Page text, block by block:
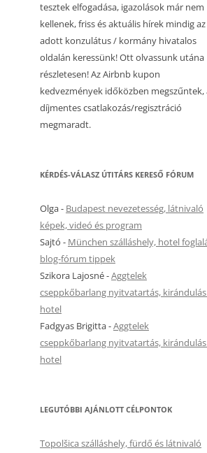
tesztek elfogadása, igazolások már nem
kellenek, friss és aktuális hírek mindig az
adott konzulátus / kormány hivatalos
oldalán keressünk! Ott olvassunk utána
részletesen! Az Airbnb kupon
kedvezmények időközben megszűntek,
díjmentes csatlakozás/regisztráció
megmaradt.
KÉRDÉS-VÁLASZ ÚTITÁRS KERESŐ FÓRUM
Olga- Budapest nevezetesség, látnivaló
képek, videó és program
Sajtó - München szálláshely, hotel
blog-fórum tippek
Szikora Lajosné-Aggtelek
cseppkőbarlang nyitvatartás,
hotel
Fadgyas Brigitta-Aggtelek
cseppkőbarlang nyitvatartás,
hotel
LEGUTÓBBI AJÁNLOTT CÉLPONTOK
Topolšica szálláshely, fürdő és látnivaló